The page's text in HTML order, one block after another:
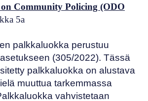
Community Policing (ODO
5a
palkkaluokka perustuu
(305/2022). Tässä
palkkaluokka on alustava
muuttua tarkemmassa
vahvistetaan